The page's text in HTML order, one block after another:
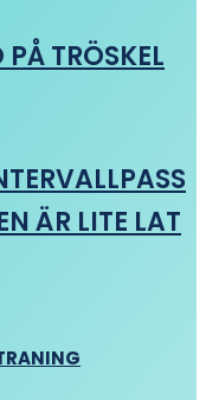
TRÖSKEL
ÄR LITE LAT